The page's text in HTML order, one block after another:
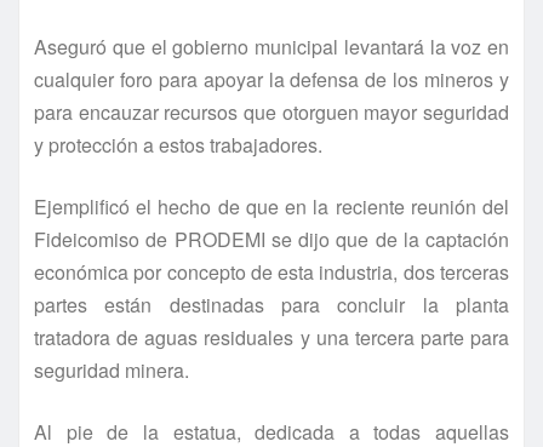
Aseguró que el gobierno municipal levantará la voz en
cualquier foro para apoyar la defensa de los mineros y
para encauzar recursos que otorguen mayor seguridad
y protección a estos trabajadores.
Ejemplificó el hecho de que en la reciente reunión del
Fideicomiso de PRODEMI se dijo que de la captación
económica por concepto de esta industria, dos terceras
partes están destinadas para concluir la planta
tratadora de aguas residuales y una tercera parte para
seguridad minera.
Al pie de la estatua, dedicada a todas aquellas